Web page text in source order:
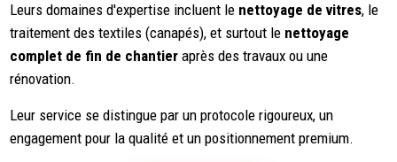
Leurs domaines d'expertise incluent le nettoyage de vitres, le
traitement des textiles (canapés), et surtout le nettoyage
complet de fin de chantier après des travaux ou une
rénovation.
Leur service se distingue par un protocole rigoureux, un
engagement pour la qualité et un positionnement premium.